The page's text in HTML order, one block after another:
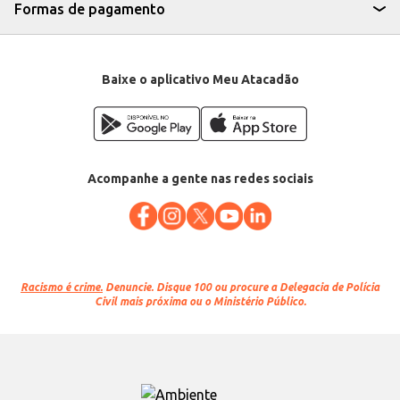
Formas de pagamento
Baixe o aplicativo Meu Atacadão
Acompanhe a gente nas redes sociais
Racismo é crime. Denuncie. Disque 100 ou procure a Delegacia de Polícia
Civil mais próxima ou o Ministério Público.